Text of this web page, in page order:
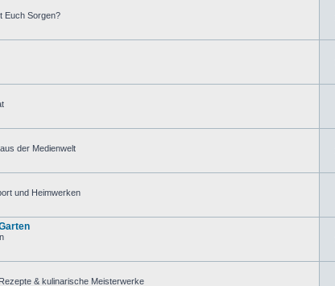
Euch Sorgen?
der Medienwelt
und Heimwerken
& kulinarische Meisterwerke